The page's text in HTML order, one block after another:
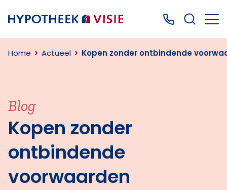
Terug naar home Bel ons: 0499
Home Actueel Kopen zonder ontbindende
Blog
Kopen zonder
ontbindende
voorwaarden